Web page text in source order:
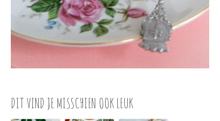
DIT VIND JE MISSCHIEN OOK LEUK